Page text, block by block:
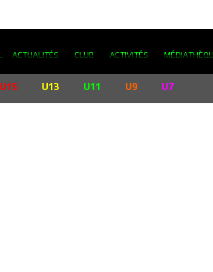
ACTUALITÉS CLUB ACTIVITÉS
U15 U13 U11 U9 U7